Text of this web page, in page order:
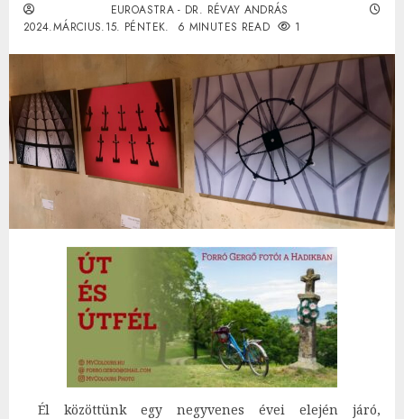
EUROASTRA - DR. RÉVAY ANDRÁS
2024.MÁRCIUS.15. PÉNTEK.
6 MINUTES READ 1
Él közöttünk egy negyvenes évei elején járó,